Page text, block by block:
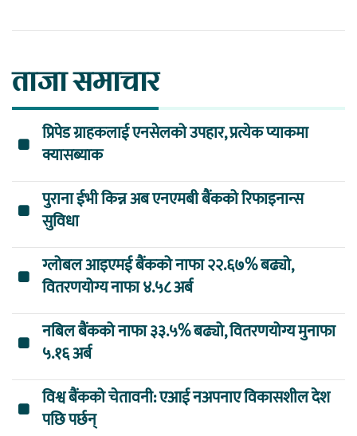
ताजा समाचार
प्रिपेड ग्राहकलाई एनसेलको उपहार, प्रत्येक प्याकमा
क्यासब्याक
पुराना ईभी किन्न अब एनएमबी बैंकको रिफाइनान्स
सुविधा
ग्लोबल आइएमई बैंकको नाफा २२.६७% बढ्यो,
वितरणयोग्य नाफा ४.५८ अर्ब
नबिल बैंकको नाफा ३३.५% बढ्यो, वितरणयोग्य मुनाफा
५.१६ अर्ब
विश्व बैंकको चेतावनी: एआई नअपनाए विकासशील देश
पछि पर्छन्